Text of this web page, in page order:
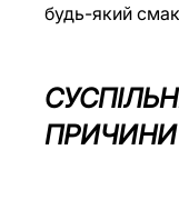
будь-який
ПРИЧИНИ